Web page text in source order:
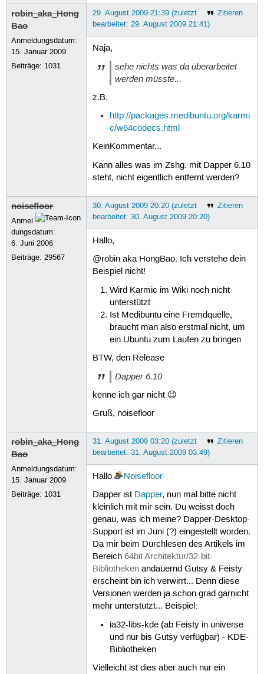
robin_aka_Hong
Bao
Anmeldungsdatum:
15. Januar 2009
Beiträge: 1031
Zitieren
29. August 2009 21:39 (zuletzt
bearbeitet: 29. August 2009 21:41)
Naja,
sehe nichts was da überarbeitet
werden müsste...
z.B.
http://packages.medibuntu.org/karmi
c/w64codecs.html
KeinKommentar...
Kann alles was im Zshg. mit Dapper 6.10
steht, nicht eigentlich entfernt werden?
noisefloor
Anmel
dungsdatum:
6. Juni 2006
Beiträge:29567
Zitieren
30. August 2009 20:20 (zuletzt
bearbeitet: 30. August 2009 20:20)
Hallo,
@robin aka HongBao: Ich verstehe dein
Beispiel nicht!
Wird Karmic im Wiki noch nicht
unterstützt
Ist Medibuntu eine Fremdquelle,
braucht man also erstmal nicht, um
ein Ubuntu zum Laufen zu bringen
BTW, den Release
Dapper 6.10
kenne ich gar nicht 😉
Gruß, noisefloor
robin_aka_Hong
Bao
Anmeldungsdatum:
15. Januar 2009
Beiträge: 1031
Zitieren
31. August 2009 03:20 (zuletzt
bearbeitet: 31. August 2009 03:49)
Hallo
Noisefloor
Dapper ist Dapper, nun mal bitte nicht
kleinlich mit mir sein. Du weisst doch
genau, was ich meine? Dapper-Desktop-
Support ist im Juni (?) eingestellt worden.
Da mir beim Durchlesen des Artikels im
Bereich 64bit Architektur/32-bit-
Bibliothekenandauernd Gutsy & Feisty
erscheint bin ich verwirrt... Denn diese
Versionen werden ja schon grad garnicht
mehr unterstützt... Beispiel:
ia32-libs-kde (ab Feisty in universe
und nur bis Gutsy verfügbar) - KDE-
Bibliotheken
Vielleicht ist dies aber auch nur ein